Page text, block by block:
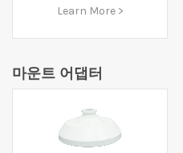
Learn More >
마운트 어댑터